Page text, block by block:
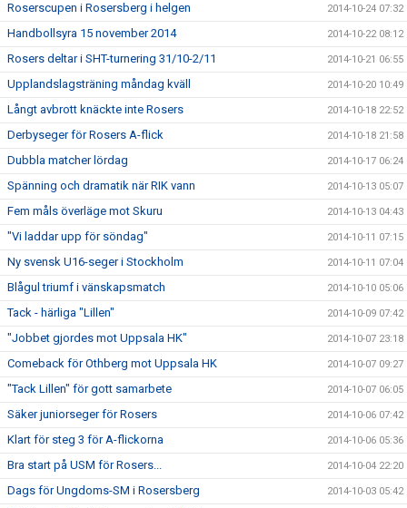
Roserscupen i Rosersberg i helgen 2014-10-24 07:32
Handbollsyra 15 november 2014 2014-10-22 08:12
Rosers deltar i SHT-turnering 31/10-2/11 2014-10-21 06:55
Upplandslagsträning måndag kväll 2014-10-20 10:49
Långt avbrott knäckte inte Rosers 2014-10-18 22:52
Derbyseger för Rosers A-flick 2014-10-18 21:58
Dubbla matcher lördag 2014-10-17 06:24
Spänning och dramatik när RIK vann 2014-10-13 05:07
Fem måls överläge mot Skuru 2014-10-13 04:43
"Vi laddar upp för söndag" 2014-10-11 07:15
Ny svensk U16-seger i Stockholm 2014-10-11 07:04
Blågul triumf i vänskapsmatch 2014-10-10 05:06
Tack - härliga "Lillen" 2014-10-09 07:42
"Jobbet gjordes mot Uppsala HK" 2014-10-07 23:18
Comeback för Othberg mot Uppsala HK 2014-10-07 09:27
"Tack Lillen" för gott samarbete 2014-10-07 06:05
Säker juniorseger för Rosers 2014-10-06 07:42
Klart för steg 3 för A-flickorna 2014-10-06 05:36
Bra start på USM för Rosers... 2014-10-04 22:20
Dags för Ungdoms-SM i Rosersberg 2014-10-03 05:42